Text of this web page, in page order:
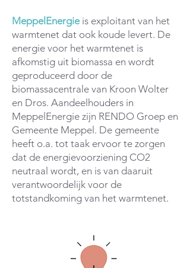
MeppelEnergieis exploitant van het
warmtenet dat ook koude levert. De
energie voor het warmtenet is
afkomstig uit biomassa en wordt
geproduceerd door de
biomassacentrale van Kroon Wolter
en Dros. Aandeelhouders in
MeppelEnergie zijn RENDO Groep en
Gemeente Meppel. De gemeente
heeft o.a. tot taak ervoor te zorgen
dat de energievoorziening CO2
neutraal wordt, en is van daaruit
verantwoordelijk voor de
totstandkoming van het warmtenet.